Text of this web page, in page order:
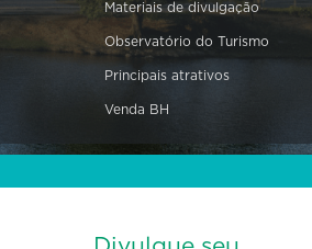
Materiais de divulgação
Observatório do Turismo
Principais atrativos
Venda BH